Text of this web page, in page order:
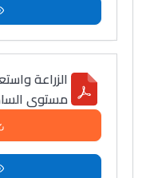
باش تقدر تساعد
يلقاو التوازن من
ومن الخارج،
أمسكين بنات
خطوة بخطوة -
القراية و
تقويم البصر
مريم الزواكي
الزراعة
مستوى